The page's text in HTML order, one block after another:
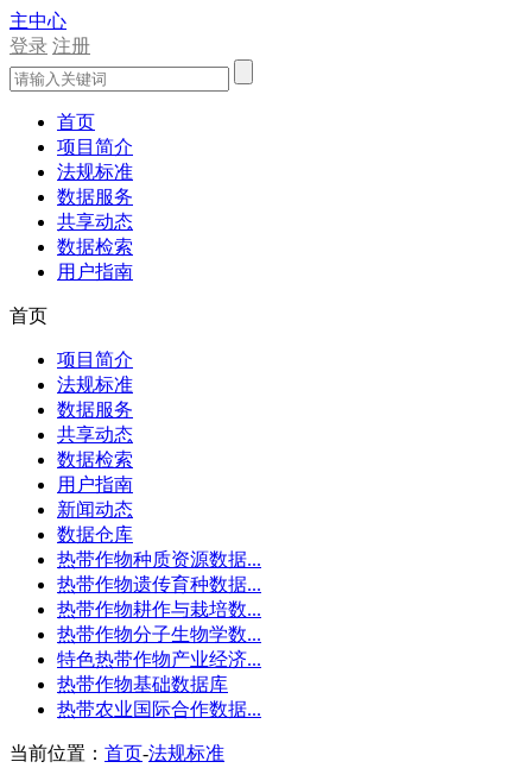
主中心
登录 注册
首页
项目简介
法规标准
数据服务
共享动态
数据检索
用户指南
首页
项目简介
法规标准
数据服务
共享动态
数据检索
用户指南
新闻动态
数据仓库
热带作物种质资源数据...
热带作物遗传育种数据...
热带作物耕作与栽培数...
热带作物分子生物学数...
特色热带作物产业经济...
热带作物基础数据库
热带农业国际合作数据...
当前位置： 首页-法规标准